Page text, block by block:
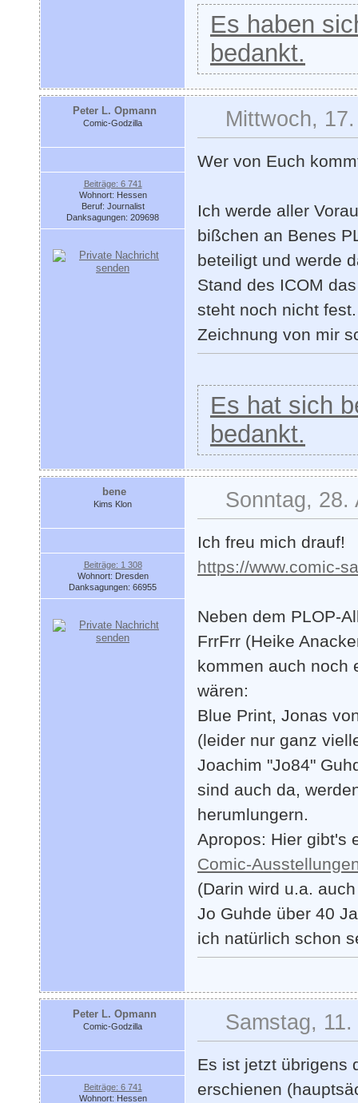
Es haben
bedankt.
Peter L. Opmann
Comic-Godzilla
Beiträge: 6 741
Wohnort: Hessen
Beruf: Journalist
Danksagungen: 209698
Mittwoch,
Wer von Euch
Ich werde aller
bißchen an Benes
beteiligt und werde
Stand des ICOM
steht noch nicht
Zeichnung von mir
Es hat sich
bedankt.
bene
Kims Klon
Beiträge: 1 308
Wohnort: Dresden
Danksagungen: 66955
Sonntag, 28.
Ich freu mich drauf!
https://www.comic-
Neben dem PLOP-
FrrFrr (Heike
kommen auch noch
wären:
Blue Print, Jonas
(leider nur ganz
Joachim "Jo84"
sind auch da,
herumlungern.
Apropos: Hier gibt's
Comic-
(Darin wird u.a.
Jo Guhde über 40
ich natürlich schon
Peter L. Opmann
Comic-Godzilla
Beiträge: 6 741
Wohnort: Hessen
Samstag,
Es ist jetzt übrigens
erschienen